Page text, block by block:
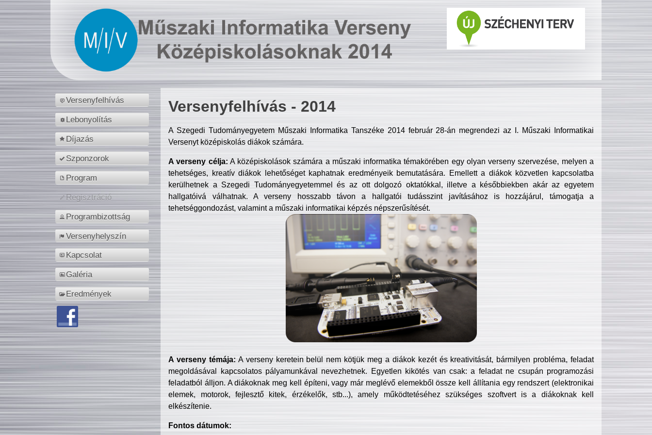
Versenyfelhívás
Lebonyolítás
Díjazás
Szponzorok
Program
Regisztráció
Programbizottság
Versenyhelyszín
Kapcsolat
Galéria
Eredmények
Versenyfelhívás - 2014
A Szegedi Tudományegyetem Műszaki Informatika Tanszéke 2014 február 28-án megrendezi az I. Műszaki Informatikai
Versenyt középiskolás diákok számára.
A verseny célja: A középiskolások számára a műszaki informatika témakörében egy olyan verseny szervezése, melyen a
tehetséges, kreatív diákok lehetőséget kaphatnak eredményeik bemutatására. Emellett a diákok közvetlen kapcsolatba
kerülhetnek a Szegedi Tudományegyetemmel és az ott dolgozó oktatókkal, illetve a későbbiekben akár az egyetem
hallgatóivá válhatnak. A verseny hosszabb távon a hallgatói tudásszint javításához is hozzájárul, támogatja a
tehetséggondozást, valamint a műszaki informatikai képzés népszerűsítését.
A verseny témája: A verseny keretein belül nem kötjük meg a diákok kezét és kreativitását, bármilyen probléma, feladat
megoldásával kapcsolatos pályamunkával nevezhetnek. Egyetlen kikötés van csak: a feladat ne csupán programozási
feladatból álljon. A diákoknak meg kell építeni, vagy már meglévő elemekből össze kell állítania egy rendszert (elektronikai
elemek, motorok, fejlesztő kitek, érzékelők, stb...), amely működtetéséhez szükséges szoftvert is a diákoknak kell
elkészítenie.
Fontos dátumok: